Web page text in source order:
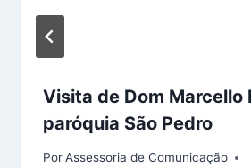
Visita de Dom Marcello
paróquia São Pedro
PorAssessoria de Comunicação